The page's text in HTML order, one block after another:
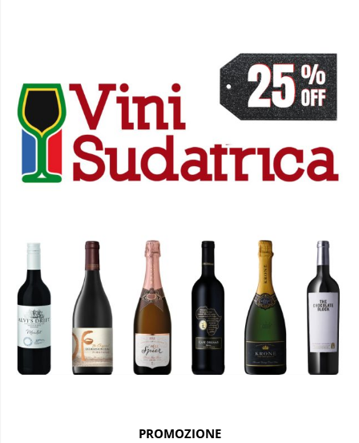
PROMOZIONE